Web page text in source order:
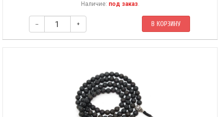
Наличие: под заказ.
– + В КОРЗИНУ
Буддийские четки из флюорита. Четки собраны из 108 бусин на двойной